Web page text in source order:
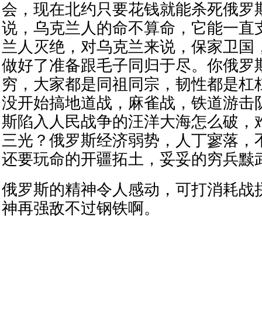
会，现在北约只要花钱就能杀死俄罗
说，乌克兰人的命不算命，它能一直
兰人灭绝，对乌克兰来说，保家卫国
做好了准备跟毛子同归于尽。你俄罗
穷，大家都是同祖同宗，韧性都是杠
没开始搞地道战，麻雀战，铁道游击
斯陷入人民战争的汪洋大海怎么破，
三光？俄罗斯经济弱势，人丁寥落，
还要玩命的开疆拓土，妥妥的穷兵黩
俄罗斯的精神令人感动，可打消耗战
神再强敌不过钢铁啊。